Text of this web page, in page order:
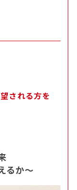
される方を
るか～